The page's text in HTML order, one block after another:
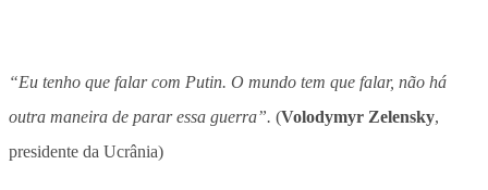
“Eu tenho que falar com Putin. O mundo tem que falar, não há
outra maneira de parar essa guerra”. (Volodymyr Zelensky,
presidente da Ucrânia)